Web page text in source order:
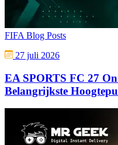
FIFA Blog Posts
27 juli 2026
EA SPORTS FC 27
Belangrijkste